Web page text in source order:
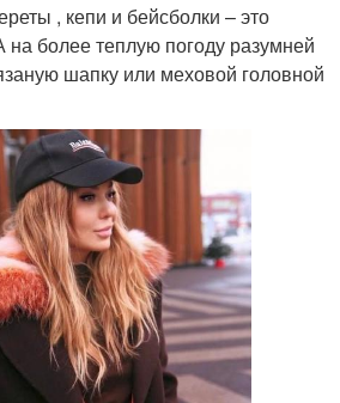
, кепи и бейсболки – это
на более теплую погоду разумней
шапку или меховой головной